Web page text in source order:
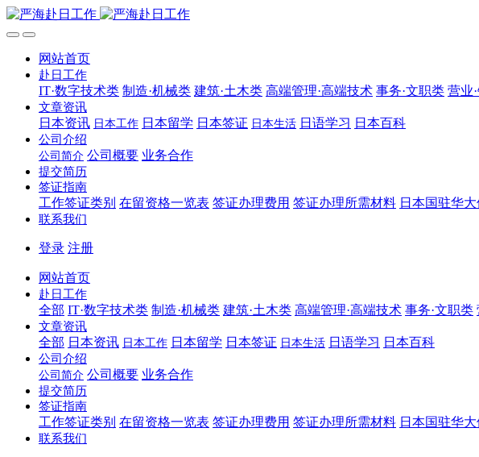
网站首页
赴日工作
IT·数字技术类 制造·机械类 建筑·土木类 高端管理·高端技术 事务·文职类 营业
文章资讯
日本资讯 日本工作 日本留学 日本签证 日本生活 日语学习 日本百科
公司介绍
公司简介 公司概要 业务合作
提交简历
签证指南
工作签证类别 在留资格一览表 签证办理费用 签证办理所需材料 日本国驻华
联系我们
登录 注册
网站首页
赴日工作
全部 IT·数字技术类 制造·机械类 建筑·土木类 高端管理·高端技术 事务·文职类
文章资讯
全部 日本资讯 日本工作 日本留学 日本签证 日本生活 日语学习 日本百科
公司介绍
公司简介 公司概要 业务合作
提交简历
签证指南
工作签证类别 在留资格一览表 签证办理费用 签证办理所需材料 日本国驻华
联系我们